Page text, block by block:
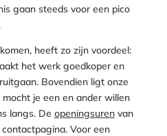
gaan steeds voor een pico
heeft zo zijn voordeel:
het werk goedkoper en
Bovendien ligt onze
mocht je een en ander willen
langs. De openingsuren van
Voor een